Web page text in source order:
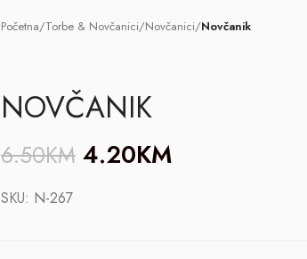
Početna/Torbe & Novčanici/Novčanici/Novčanik
NOVČANIK
6.50KM 4.20KM
SKU: N-267